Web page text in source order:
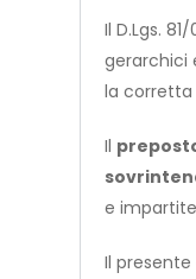
Il D.Lgs.
gerarchici
la corretta
Il
e
Il